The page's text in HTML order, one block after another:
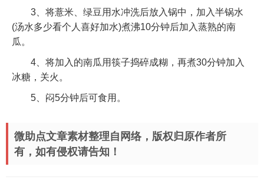
3、将薏米、绿豆用水冲洗后放入锅中，加入半锅水
(汤水多少看个人喜好加水)煮沸10分钟后加入蒸熟的南
瓜。
4、将加入的南瓜用筷子捣碎成糊，再煮30分钟加入
冰糖，关火。
5、闷5分钟后可食用。
微助点文章素材整理自网络，版权归原作者所
有，如有侵权请告知！